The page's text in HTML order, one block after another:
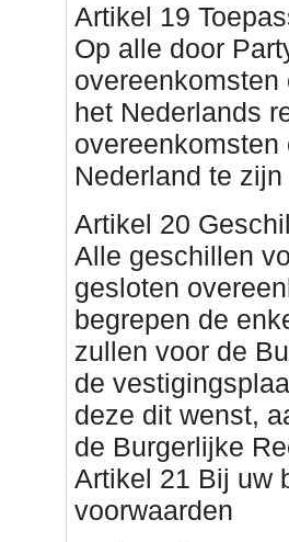
Artikel 19
Op alle door
het Nederlands
Nederland te
Artikel 20
Alle geschillen
gesloten
begrepen de
zullen voor de
de
deze dit wenst,
de Burgerlijke
Artikel 21 Bij uw
voorwaarden